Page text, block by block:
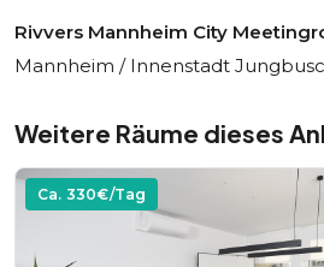
Rivvers Mannheim City
Mannheim / Innenstadt
Weitere Räume dieses
Ca. 330€/Tag